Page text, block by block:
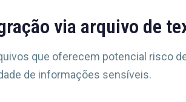
via arquivo de
que oferecem potencial risco
de informações sensíveis.